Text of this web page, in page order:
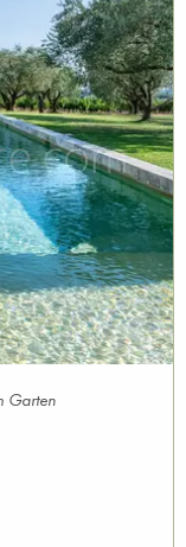
Garten